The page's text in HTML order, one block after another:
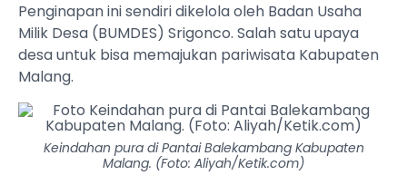
Penginapan ini sendiri dikelola oleh Badan Usaha
Milik Desa (BUMDES) Srigonco. Salah satu upaya
desa untuk bisa memajukan pariwisata Kabupaten
Malang.
Keindahan pura di Pantai Balekambang Kabupaten
Malang. (Foto: Aliyah/Ketik.com)